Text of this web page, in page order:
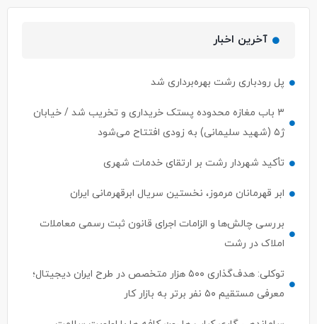
آخرین اخبار
۳ باب مغازه محدوده پستک خریداری و تخریب شد / خیابان
تأکید شهردار رشت بر ارتقای خدمات شهری
ابر قهرمانان مرموز، نخستین سریال ابرقهرمانی ایران
بررسی چالش‌ها و الزامات اجرای قانون ثبت رسمی معاملات
معرفی مستقیم ۵۰ نفر برتر به بازار کار
ساماندهی گاری کباب ها ،ون کافه ها با اولویت سلامت
شهروندان ،کاهش ترافیک و حذف زوائد بصری دنبال می‌شود